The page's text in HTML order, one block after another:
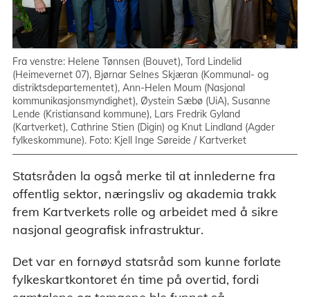
Fra venstre: Helene Tønnsen (Bouvet), Tord Lindelid
(Heimevernet 07), Bjørnar Selnes Skjæran (Kommunal- og
distriktsdepartementet), Ann-Helen Moum (Nasjonal
kommunikasjonsmyndighet), Øystein Sæbø (UiA), Susanne
Lende (Kristiansand kommune), Lars Fredrik Gyland
(Kartverket), Cathrine Stien (Digin) og Knut Lindland (Agder
fylkeskommune). Foto: Kjell Inge Søreide / Kartverket
Statsråden la også merke til at innlederne fra
offentlig sektor, næringsliv og akademia trakk
frem Kartverkets rolle og arbeidet med å sikre
nasjonal geografisk infrastruktur.
Det var en fornøyd statsråd som kunne forlate
fylkeskartkontoret én time på overtid, fordi